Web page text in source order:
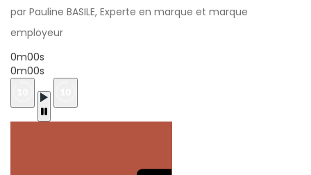
par Pauline BASILE, Experte en marque et marque
employeur
0m00s
0m00s